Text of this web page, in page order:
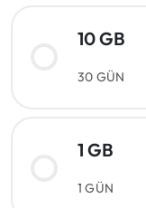
10 GB
30 GÜN
1 GB
1 GÜN